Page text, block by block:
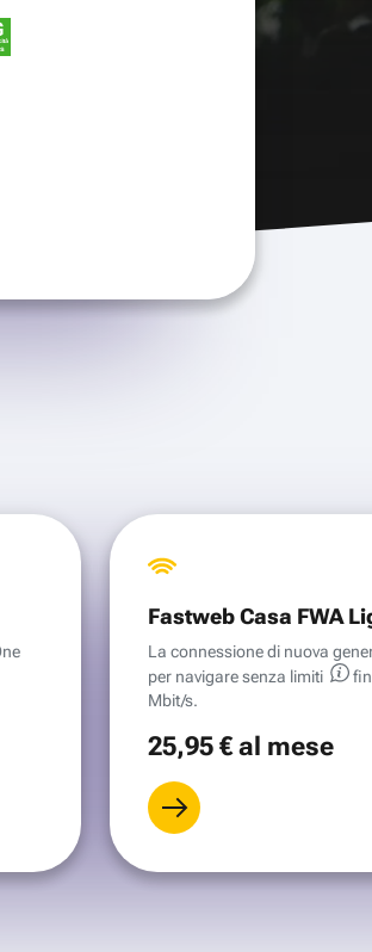
Fastweb Casa FWA
La connessione di nuova
per navigare senza limiti
Mbit/s.
25,95 €al mese